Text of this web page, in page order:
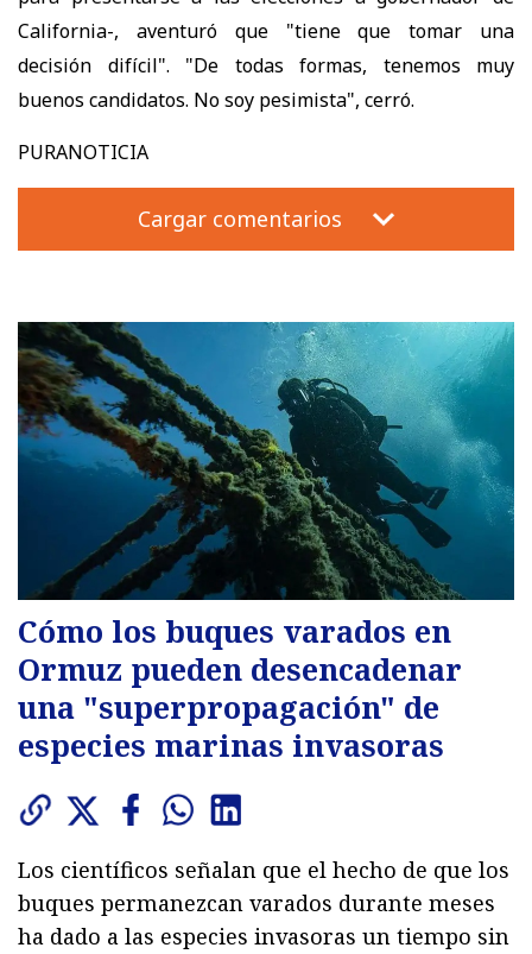
California-, aventuró que "tiene que tomar una
decisión difícil". "De todas formas, tenemos muy
buenos candidatos. No soy pesimista", cerró.
PURANOTICIA
Cargar comentarios
Cómo los buques varados en
Ormuz pueden desencadenar
una "superpropagación" de
especies marinas invasoras
Los científicos señalan que el hecho de que los
buques permanezcan varados durante meses
ha dado a las especies invasoras un tiempo sin